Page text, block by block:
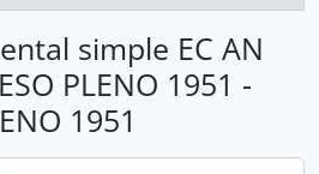
simple EC AN
PLENO 1951 -
1951